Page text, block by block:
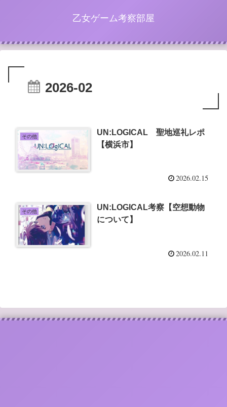
乙女ゲーム考察部屋
2026-02
その他
UN:LOGICAL 聖地巡礼レポ
【横浜市】
2026.02.15
その他
UN:LOGICAL考察【空想動物
について】
2026.02.11